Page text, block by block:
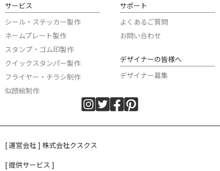
サービス
シール・ステッカー製作
ネームプレート製作
スタンプ・ゴム印製作
クイックスタンパー製作
フライヤー・チラシ制作
似顔絵制作
サポート
よくあるご質問
お問い合わせ
デザイナーの皆様へ
デザイナー募集
[ 運営会社 ] 株式会社クスクス
[ 提供サービス ]